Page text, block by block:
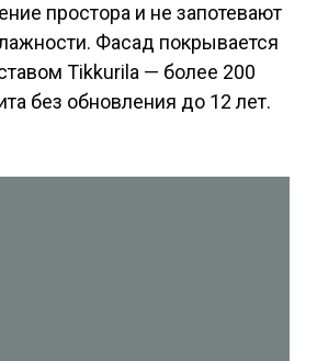
простора и не запотевают
Фасад покрывается
Tikkurila — более 200
без обновления до 12 лет.